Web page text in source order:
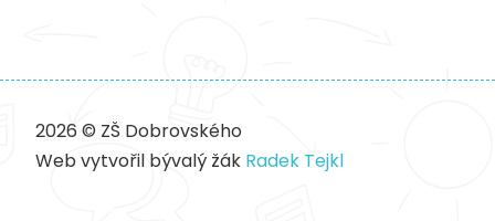
2026 © ZŠ Dobrovského
Web vytvořil bývalý žák Radek Tejkl